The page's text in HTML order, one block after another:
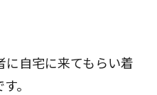
に自宅に来てもらい着
。